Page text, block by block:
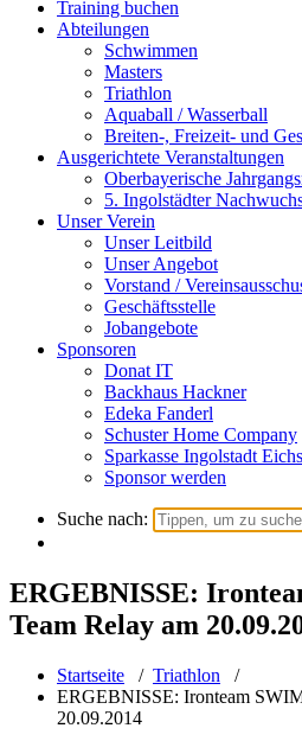
Training buchen
Abteilungen
Schwimmen
Masters
Triathlon
Aquaball / Wasserball
Breiten-, Freizeit- und
Ausgerichtete Veranstaltungen
Oberbayerische
5. Ingolstädter
Unser Verein
Unser Leitbild
Unser Angebot
Vorstand /
Geschäftsstelle
Jobangebote
Sponsoren
Donat IT
Backhaus Hackner
Edeka Fanderl
Schuster Home Company
Sparkasse Ingolstadt
Sponsor werden
Suche nach:
ERGEBNISSE:
Team Relay am
Startseite / Triathlon /
ERGEBNISSE: Ironteam
20.09.2014